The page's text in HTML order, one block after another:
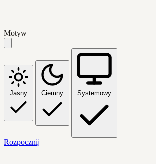
Motyw
Jasny Ciemny Systemowy
Rozpocznij